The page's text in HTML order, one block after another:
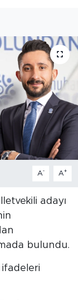
A- A+
adayı
bulundu.
ifadeleri